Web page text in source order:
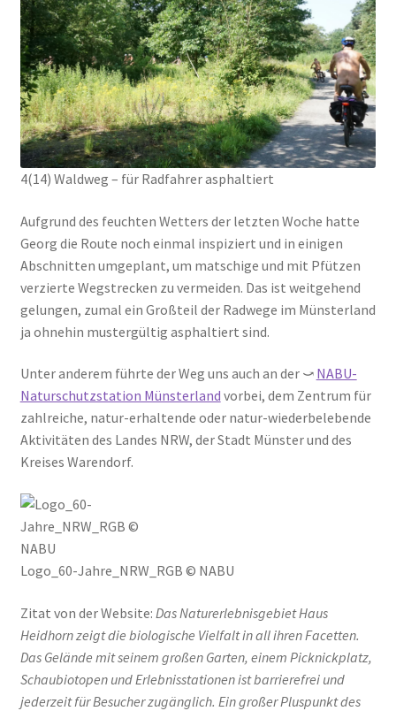
4(14) Waldweg – für Radfahrer asphaltiert
Aufgrund des feuchten Wetters der letzten Woche hatte
Georg die Route noch einmal inspiziert und in einigen
Abschnitten umgeplant, um matschige und mit Pfützen
verzierte Wegstrecken zu vermeiden. Das ist weitgehend
gelungen, zumal ein Großteil der Radwege im Münsterland
ja ohnehin mustergültig asphaltiert sind.
Unter anderem führte der Weg uns auch an der ⤻ NABU-
Naturschutzstation Münsterland vorbei, dem Zentrum für
zahlreiche, natur-erhaltende oder natur-wiederbelebende
Aktivitäten des Landes NRW, der Stadt Münster und des
Kreises Warendorf.
Logo_60-Jahre_NRW_RGB © NABU
Zitat von der Website: Das Naturerlebnisgebiet Haus
Heidhorn zeigt die biologische Vielfalt in all ihren Facetten.
Das Gelände mit seinem großen Garten, einem Picknickplatz,
Schaubiotopen und Erlebnisstationen ist barrierefrei und
jederzeit für Besucher zugänglich. Ein großer Pluspunkt des